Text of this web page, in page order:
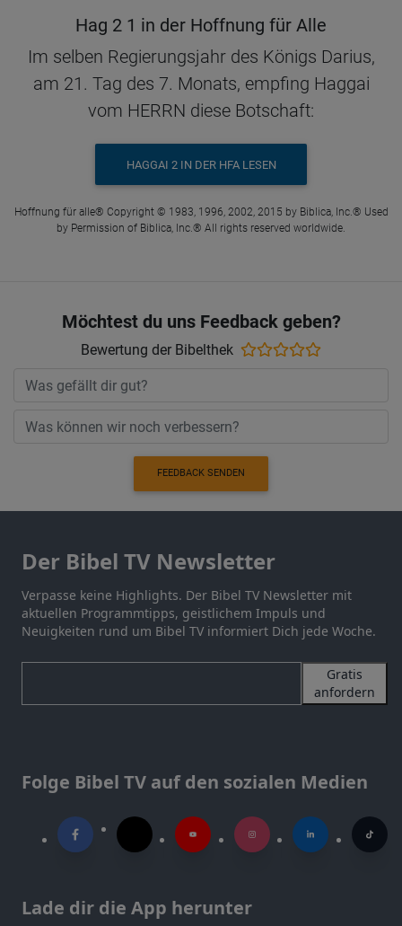
Hag 2 1 in der Hoffnung für Alle
Im selben Regierungsjahr des Königs Darius,
am 21. Tag des 7. Monats, empfing Haggai
vom HERRN diese Botschaft:
HAGGAI 2 IN DER HFA LESEN
Hoffnung für alle® Copyright © 1983, 1996, 2002, 2015 by Biblica, Inc.® Used
by Permission of Biblica, Inc.® All rights reserved worldwide.
Möchtest du uns Feedback geben?
Bewertung der Bibelthek
FEEDBACK SENDEN
Der Bibel TV Newsletter
Verpasse keine Highlights. Der Bibel TV Newsletter mit
aktuellen Programmtipps, geistlichem Impuls und
Neuigkeiten rund um Bibel TV informiert Dich jede Woche.
Gratis
anfordern
Folge Bibel TV auf den sozialen Medien
Lade dir die App herunter